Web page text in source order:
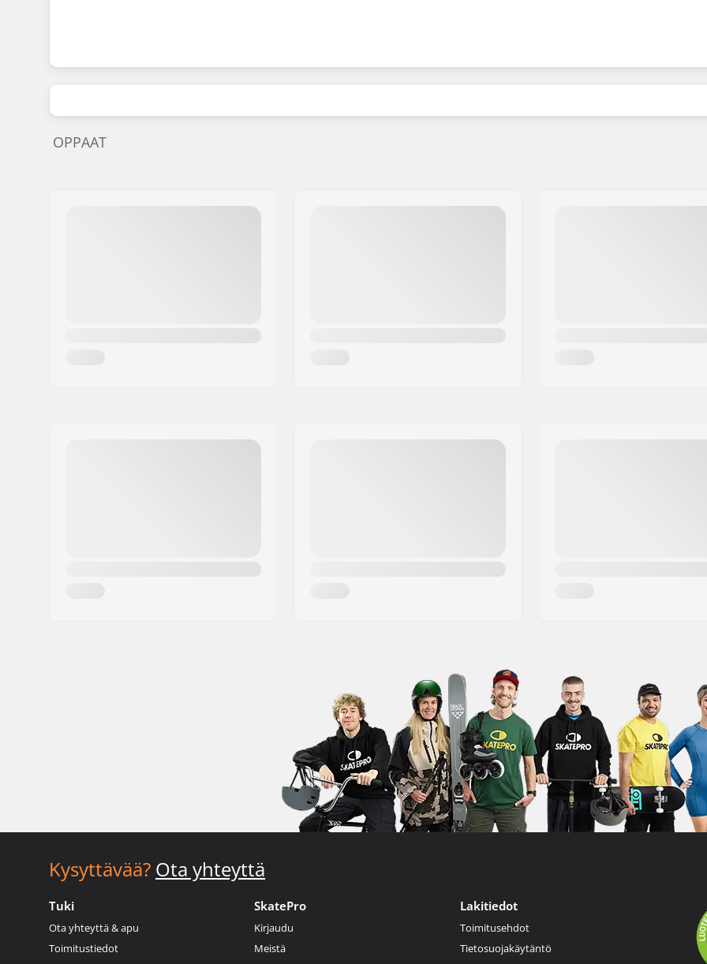
OPPAAT
Kysyttävää? Ota yhteyttä
Tuki
Ota yhteyttä & apu
Toimitustiedot
SkatePro
Kirjaudu
Meistä
Lakitiedot
Toimitusehdot
Tietosuojakäytäntö